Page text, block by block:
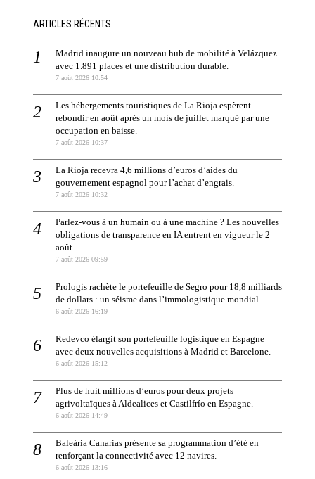
ARTICLES RÉCENTS
Madrid inaugure un nouveau hub de mobilité à Velázquez
avec 1.891 places et une distribution durable.
7 août 2026 10:54
Les hébergements touristiques de La Rioja espèrent
rebondir en août après un mois de juillet marqué par une
occupation en baisse.
7 août 2026 10:37
La Rioja recevra 4,6 millions d’euros d’aides du
gouvernement espagnol pour l’achat d’engrais.
7 août 2026 10:32
Parlez-vous à un humain ou à une machine ? Les nouvelles
obligations de transparence en IA entrent en vigueur le 2
août.
7 août 2026 09:59
Prologis rachète le portefeuille de Segro pour 18,8 milliards
de dollars : un séisme dans l’immologistique mondial.
6 août 2026 16:19
Redevco élargit son portefeuille logistique en Espagne
avec deux nouvelles acquisitions à Madrid et Barcelone.
6 août 2026 15:12
Plus de huit millions d’euros pour deux projets
agrivoltaïques à Aldealices et Castilfrío en Espagne.
6 août 2026 14:49
Baleària Canarias présente sa programmation d’été en
renforçant la connectivité avec 12 navires.
6 août 2026 13:16